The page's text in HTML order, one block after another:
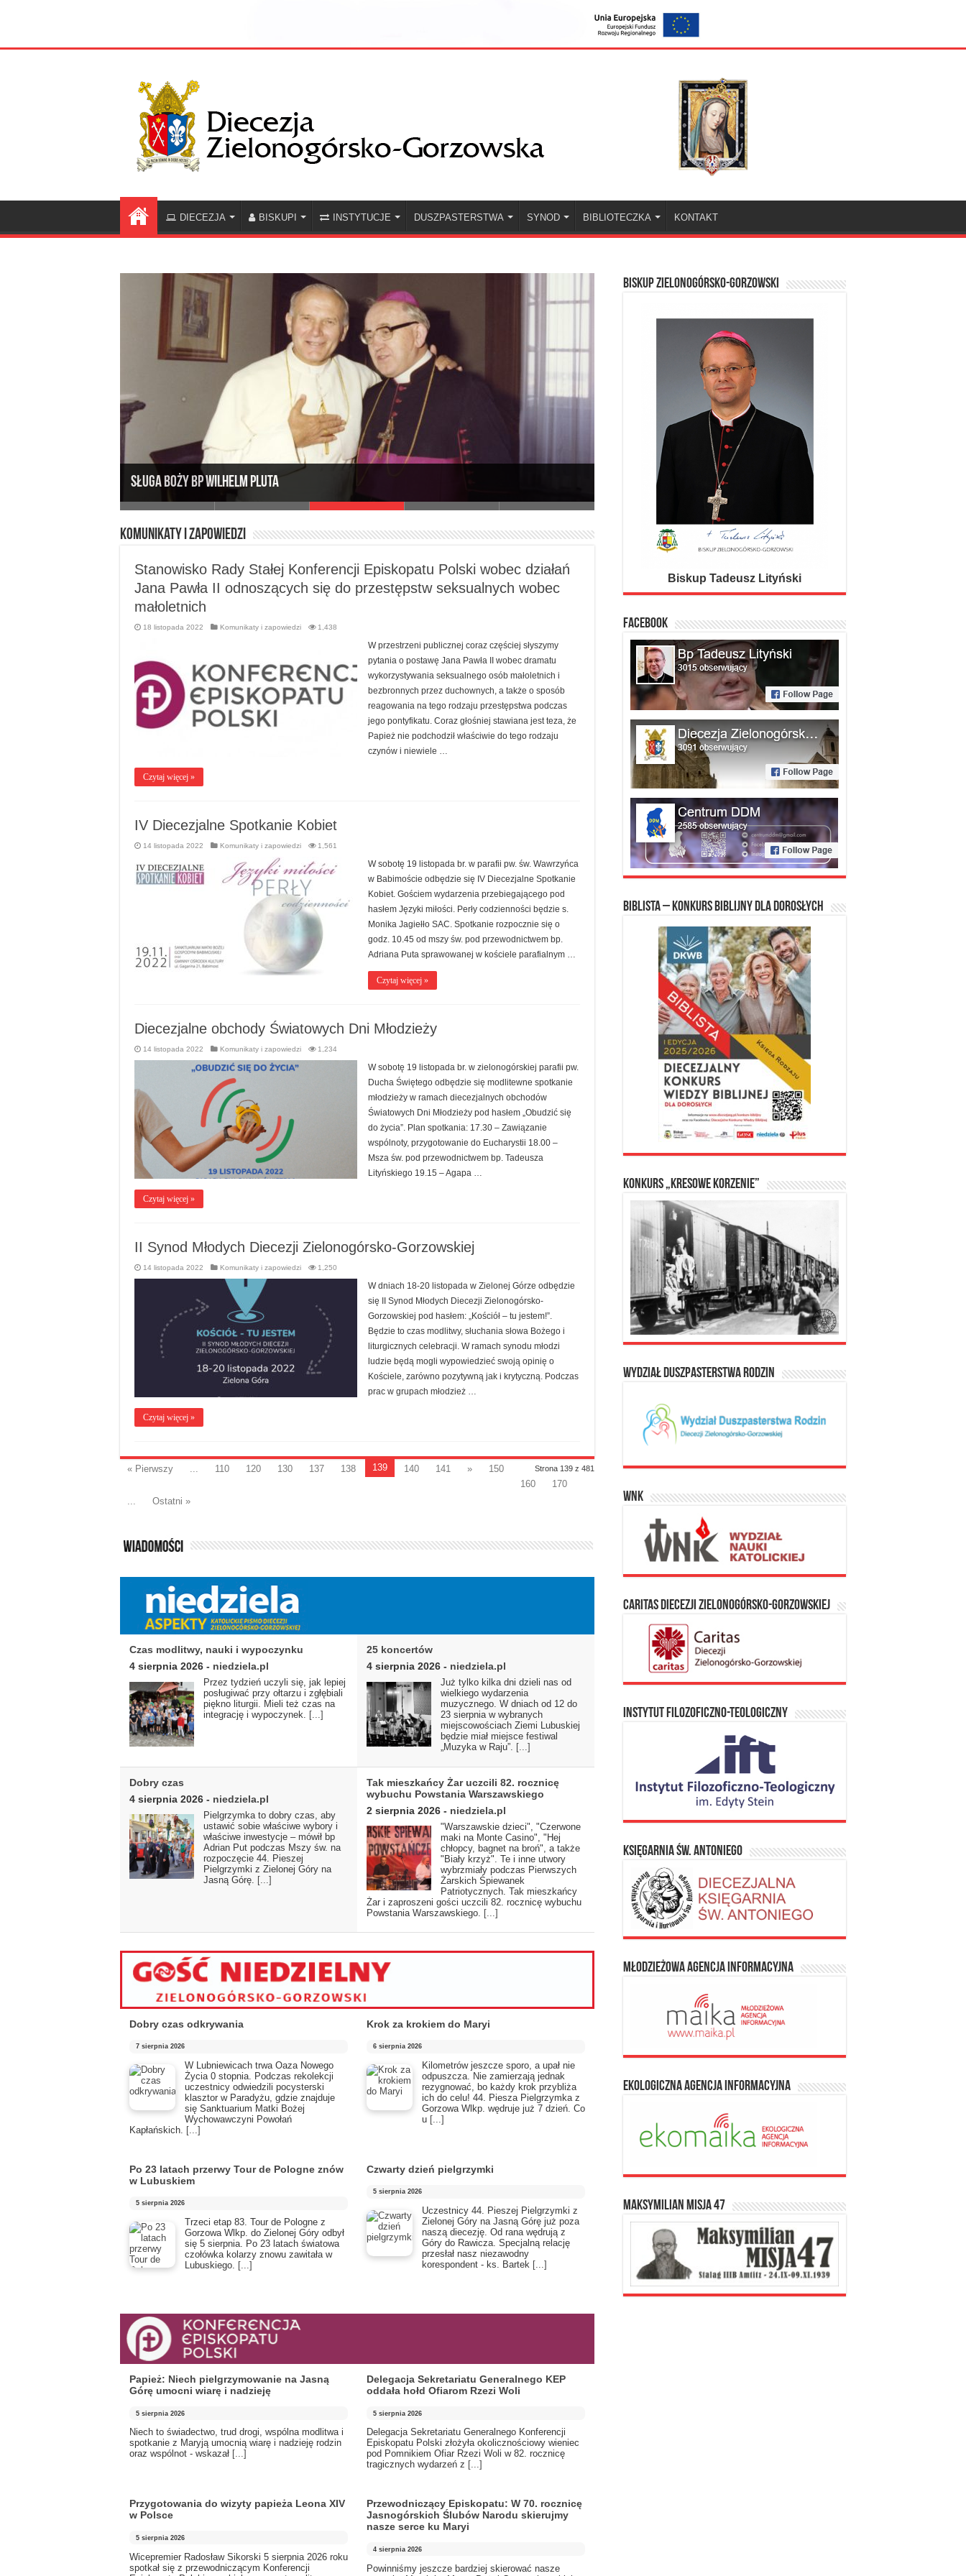
DIECEZJA BISKUPI INSTYTUCJE DUSZPASTERSTWA SYNOD BIBLIOTECZKA KONTAKT
I Synod Diecezji Zielonogórsko-Gorzowskiej
DA PACEM DOMINE IN DIEBUS NOSTRIS
Komunikaty i zapowiedzi
Stanowisko Rady Stałej Konferencji Episkopatu Polski wobec działań
Jana Pawła II odnoszących się do przestępstw seksualnych wobec
małoletnich
18 listopada 2022 Komunikaty i zapowiedzi 1,438
W przestrzeni publicznej coraz częściej słyszymy
pytania o postawę Jana Pawła II wobec dramatu
wykorzystywania seksualnego osób małoletnich i
bezbronnych przez duchownych, a także o sposób
reagowania na tego rodzaju przestępstwa podczas
jego pontyfikatu. Coraz głośniej stawiana jest teza, że
Papież nie podchodził właściwie do tego rodzaju
czynów i niewiele …
Czytaj więcej »
IV Diecezjalne Spotkanie Kobiet
14 listopada 2022 Komunikaty i zapowiedzi 1,561
W sobotę 19 listopada br. w parafii pw. św. Wawrzyńca
w Babimoście odbędzie się IV Diecezjalne Spotkanie
Kobiet. Gościem wydarzenia przebiegającego pod
hasłem Języki miłości. Perły codzienności będzie s.
Monika Jagiełło SAC. Spotkanie rozpocznie się o
godz. 10.45 od mszy św. pod przewodnictwem bp.
Adriana Puta sprawowanej w kościele parafialnym …
Czytaj więcej »
Diecezjalne obchody Światowych Dni Młodzieży
14 listopada 2022 Komunikaty i zapowiedzi 1,234
W sobotę 19 listopada br. w zielonogórskiej parafii pw.
Ducha Świętego odbędzie się modlitewne spotkanie
młodzieży w ramach diecezjalnych obchodów
Światowych Dni Młodzieży pod hasłem „Obudzić się
do życia”. Plan spotkania: 17.30 – Zawiązanie
wspólnoty, przygotowanie do Eucharystii 18.00 –
Msza św. pod przewodnictwem bp. Tadeusza
Lityńskiego 19.15 – Agapa …
Czytaj więcej »
II Synod Młodych Diecezji Zielonogórsko-Gorzowskiej
14 listopada 2022 Komunikaty i zapowiedzi 1,250
W dniach 18-20 listopada w Zielonej Górze odbędzie
się II Synod Młodych Diecezji Zielonogórsko-
Gorzowskiej pod hasłem: „Kościół – tu jestem!”.
Będzie to czas modlitwy, słuchania słowa Bożego i
liturgicznych celebracji. W ramach synodu młodzi
ludzie będą mogli wypowiedzieć swoją opinię o
Kościele, zarówno pozytywną jak i krytyczną. Podczas
prac w grupach młodzież …
Czytaj więcej »
Strona 139 z 481
« Pierwszy ... 110 120 130 137 138 139 140 141 »
150
160
170
...
Ostatni »
Czas modlitwy, nauki i wypoczynku
4 sierpnia 2026 - niedziela.pl
Przez tydzień uczyli się, jak lepiej
posługiwać przy ołtarzu i zgłębiali
piękno liturgii. Mieli też czas na
integrację i wypoczynek. [...]
25 koncertów
4 sierpnia 2026 - niedziela.pl
Już tylko kilka dni dzieli nas od
wielkiego wydarzenia
muzycznego. W dniach od 12 do
23 sierpnia w wybranych
miejscowościach Ziemi Lubuskiej
będzie miał miejsce festiwal
„Muzyka w Raju”. [...]
Dobry czas
4 sierpnia 2026 - niedziela.pl
Pielgrzymka to dobry czas, aby
ustawić sobie właściwe wybory i
właściwe inwestycje – mówił bp
Adrian Put podczas Mszy św. na
rozpoczęcie 44. Pieszej
Pielgrzymki z Zielonej Góry na
Jasną Górę. [...]
Tak mieszkańcy Żar uczcili 82. rocznicę
wybuchu Powstania Warszawskiego
2 sierpnia 2026 - niedziela.pl
"Warszawskie dzieci", "Czerwone
maki na Monte Casino", "Hej
chłopcy, bagnet na broń", a także
"Biały krzyż". Te i inne utwory
wybrzmiały podczas Pierwszych
Żarskich Śpiewanek
Patriotycznych. Tak mieszkańcy
Żar i zaproszeni gości uczcili 82. rocznicę wybuchu
Powstania Warszawskiego. [...]
Dobry czas odkrywania
7 sierpnia 2026
​W Lubniewicach trwa Oaza Nowego
Życia 0 stopnia. Podczas rekolekcji
uczestnicy odwiedzili pocysterski
klasztor w Paradyżu, gdzie znajduje
się Sanktuarium Matki Bożej
Wychowawczyni Powołań
Kapłańskich.
[...]
Krok za krokiem do Maryi
6 sierpnia 2026
Kilometrów jeszcze sporo, a upał nie
odpuszcza. Nie zamierzają jednak
rezygnować, bo każdy krok przybliża
ich do celu! 44. Piesza Pielgrzymka z
Gorzowa Wlkp. wędruje już 7 dzień. Co
u [...]
Po 23 latach przerwy Tour de Pologne znów
w Lubuskiem
5 sierpnia 2026
Trzeci etap 83. Tour de Pologne z
Gorzowa Wlkp. do Zielonej Góry odbył
się 5 sierpnia. Po 23 latach światowa
czołówka kolarzy znowu zawitała w
Lubuskiego. [...]
Czwarty dzień pielgrzymki
5 sierpnia 2026
Uczestnicy 44. Pieszej Pielgrzymki z
Zielonej Góry na Jasną Górę już poza
naszą diecezję. Od rana wędrują z
Góry do Rawicza. Specjalną relację
przesłał nasz niezawodny
korespondent - ks. Bartek [...]
Papież: Niech pielgrzymowanie na Jasną
Górę umocni wiarę i nadzieję
5 sierpnia 2026
Niech to świadectwo, trud drogi, wspólna modlitwa i
spotkanie z Maryją umocnią wiarę i nadzieję rodzin
oraz wspólnot - wskazał [...]
Delegacja Sekretariatu Generalnego KEP
oddała hołd Ofiarom Rzezi Woli
5 sierpnia 2026
Delegacja Sekretariatu Generalnego Konferencji
Episkopatu Polski złożyła okolicznościowy wieniec
pod Pomnikiem Ofiar Rzezi Woli w 82. rocznicę
tragicznych wydarzeń z [...]
Przygotowania do wizyty papieża Leona XIV
w Polsce
5 sierpnia 2026
Wicepremier Radosław Sikorski 5 sierpnia 2026 roku
spotkał się z przewodniczącym Konferencji
Przewodniczący Episkopatu: W 70. rocznicę
Jasnogórskich Ślubów Narodu skierujmy
nasze serce ku Maryi
4 sierpnia 2026
Powinniśmy jeszcze bardziej skierować nasze
BISKUP ZIELONOGÓRSKO-GORZOWSKI
Biskup Tadeusz Lityński
FACEBOOK
Biblista – konkurs biblijny dla dorosłych
Konkurs „Kresowe Korzenie”
Wydział Duszpasterstwa Rodzin
WNK
Caritas Diecezji Zielonogórsko-Gorzowskiej
Instytut Filozoficzno-Teologiczny
Księgarnia Św. Antoniego
Młodzieżowa Agencja Informacyjna
Ekologiczna Agencja Informacyjna
Maksymilian Misja 47